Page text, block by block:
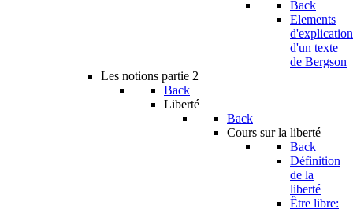
Back
Elements
d'explication
d'un texte
de Bergson
Les notions partie 2
Back
Liberté
Back
Cours sur la liberté
Back
Définition
de la
liberté
Être libre: